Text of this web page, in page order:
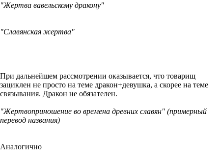
"Жертва вавельскому дракону"
"Славянская жертва"
При дальнейшем рассмотрении оказывается, что товарищ
зациклен не просто на теме дракон+девушка, а скорее на теме
связывания. Дракон не обязателен.
"Жертвоприношение во времена древних славян" (примерный
перевод названия)
Аналогично